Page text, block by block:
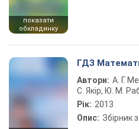
показати
обкладинку
ГДЗ
Автори: А. Г.
С. Якір, Ю. М.
Рік: 2013
Опис: Збірник